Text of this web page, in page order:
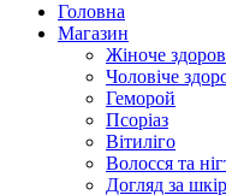
Головна
Магазин
Жіноче
Чоловіче
Геморой
Псоріаз
Вітиліго
Волосся та
Догляд за